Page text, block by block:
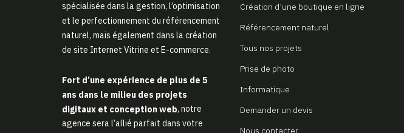
spécialisée dans la gestion, l’optimisation
et le perfectionnement du référencement
naturel, mais également dans la création
de site Internet Vitrine et E-commerce.
Fort d’une expérience de plus de 5
ans dans le milieu des projets
digitaux et conception web, notre
agence sera l’allié parfait dans votre
Création d’une boutique en ligne
Référencement naturel
Tous nos projets
Prise de photo
Informatique
Demander un devis
Nous contacter